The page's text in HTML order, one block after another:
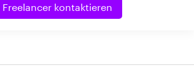
Freelancer kontaktieren